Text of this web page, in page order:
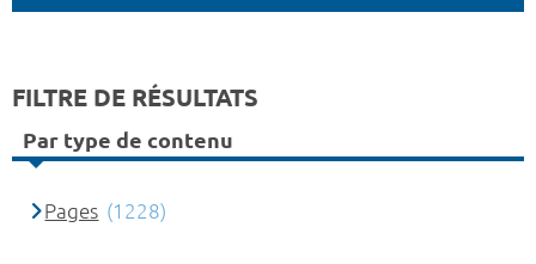
FILTRE DE RÉSULTATS
Par type de contenu
Pages (1228)